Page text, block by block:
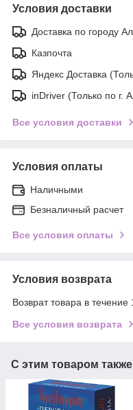
Условия доставки
Доставка по городу
Казпочта
Яндекс Доставка
inDriver (Только по г.
Все условия доставки
Условия оплаты
Наличными
Безналичный расчет
Все условия оплаты
Условия возврата
Возврат товара в течение
Все условия возврата
С этим товаром